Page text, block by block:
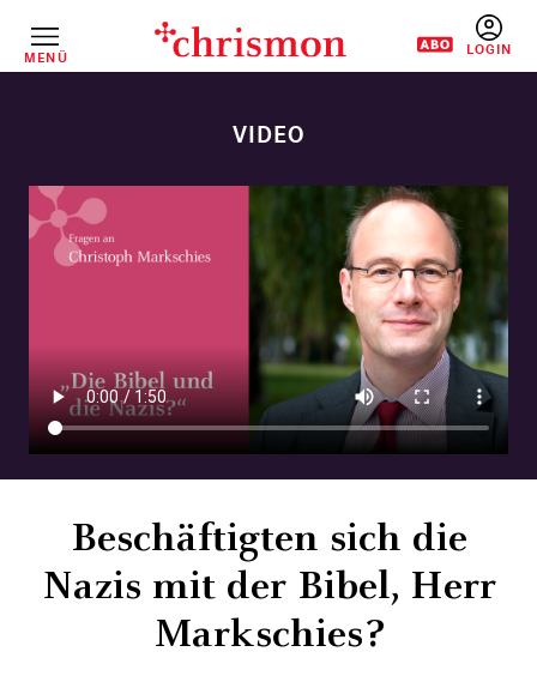
InhaltMENÜ
Beschäftigten sich die
Nazis mit der Bibel, Herr
Markschies?